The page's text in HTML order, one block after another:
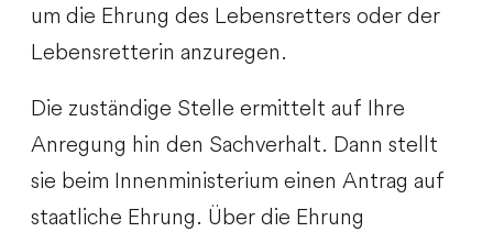
um die Ehrung des Lebensretters oder der
Lebensretterin anzuregen.
Die zuständige Stelle ermittelt auf Ihre
Anregung hin den Sachverhalt. Dann stellt
sie beim Innenministerium einen Antrag auf
staatliche Ehrung. Über die Ehrung